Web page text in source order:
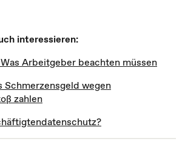
interessieren:
Arbeitgeber beachten müssen
wegen
zahlen